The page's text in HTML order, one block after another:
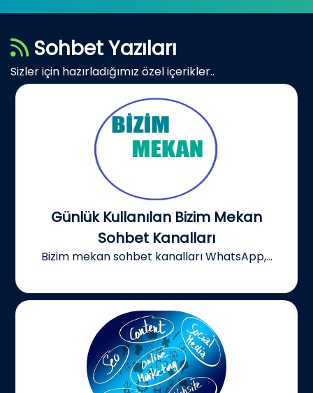
Sohbet Yazıları
Sizler için hazırladığımız özel içerikler..
Günlük Kullanılan Bizim Mekan
Sohbet Kanalları
Bizim mekan sohbet kanalları WhatsApp,...